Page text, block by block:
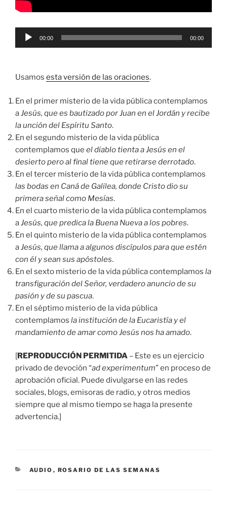
Reproductor
00:00 00:00
Usamos esta versión de las oraciones.
En el primer misterio de la vida pública contemplamos
aJesús, que es bautizado por Juan en el Jordán y recibe
la unción del Espíritu Santo.
En el segundo misterio de la vida pública
contemplamos que el diablo tienta a Jesús en el
desierto pero al final tiene que retirarse derrotado.
En el tercer misterio de la vida pública contemplamos
las bodas en Caná de Galilea, donde Cristo dio su
primera señal como Mesías.
En el cuarto misterio de la vida pública contemplamos
aJesús, que predica la Buena Nueva a los pobres.
En el quinto misterio de la vida pública contemplamos
aJesús, que llama a algunos discípulos para que estén
con él y sean sus apóstoles.
En el sexto misterio de la vida pública contemplamos la
transfiguración del Señor, verdadero anuncio de su
pasión y de su pascua.
En el séptimo misterio de la vida pública
contemplamos la institución de la Eucaristía y el
mandamiento de amar como Jesús nos ha amado.
[REPRODUCCIÓN PERMITIDA – Este es un ejercicio
privado de devoción “ad experimentum” en proceso de
aprobación oficial. Puede divulgarse en las redes
sociales, blogs, emisoras de radio, y otros medios
siempre que al mismo tiempo se haga la presente
advertencia.]
CATEGORÍAS
AUDIO , ROSARIO DE LAS SEMANAS